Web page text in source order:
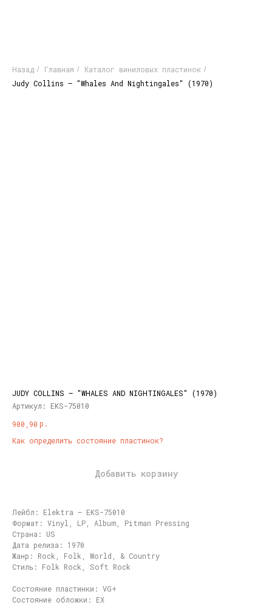
Назад / Главная / Каталог виниловых пластинок /
Judy Collins ‎– "Whales And Nightingales" (1970)
JUDY COLLINS ‎– "WHALES AND NIGHTINGALES" (1970)
Артикул: EKS-75010
900,90 р.
Как определить состояние пластинок?
Добавить корзину
Лейбл: Elektra ‎– EKS-75010
Формат: Vinyl, LP, Album, Pitman Pressing
Страна: US
Дата релиза: 1970
Жанр: Rock, Folk, World, & Country
Стиль: Folk Rock, Soft Rock
Состояние пластинки: VG+
Состояние обложки: EX